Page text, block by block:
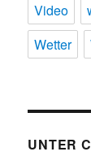
Video
Wetter
UNTER C